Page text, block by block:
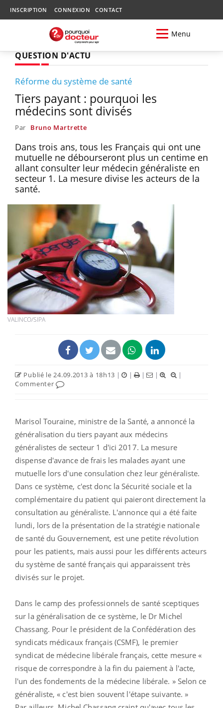
INSCRIPTION CONNEXION CONTACT
Menu
QUESTION D'ACTU
Réforme du système de santé
Tiers payant : pourquoi les
médecins sont divisés
Par Bruno Martrette
Dans trois ans, tous les Français qui ont une
mutuelle ne débourseront plus un centime en
allant consulter leur médecin généraliste en
secteur 1. La mesure divise les acteurs de la
santé.
VALINCO/SIPA
Publié le 24.09.2013 à 18h13 | | | |
|
Commenter
Marisol Touraine, ministre de la Santé, a annoncé la
généralisation du tiers payant aux médecins
généralistes de secteur 1 d'ici 2017. La mesure
dispense d'avance de frais les malades ayant une
mutuelle lors d'une consulation chez leur généraliste.
Dans ce système, c'est donc la Sécurité sociale et la
complémentaire du patient qui paieront directement la
consultation au généraliste. L'annonce qui a été faite
lundi, lors de la présentation de la stratégie nationale
de santé du Gouvernement, est une petite révolution
pour les patients, mais aussi pour les différents acteurs
du système de santé français qui apparaissent très
divisés sur le projet.
Dans le camp des professionnels de santé sceptiques
sur la généralisation de ce système, le Dr Michel
Chassang. Pour le président de la Confédération des
syndicats médicaux français (CSMF), le premier
syndicat de médecine libérale français, cette mesure «
risque de correspondre à la fin du paiement à l'acte,
l'un des fondements de la médecine libérale. » Selon ce
généraliste, « c'est bien souvent l'étape suivante. »